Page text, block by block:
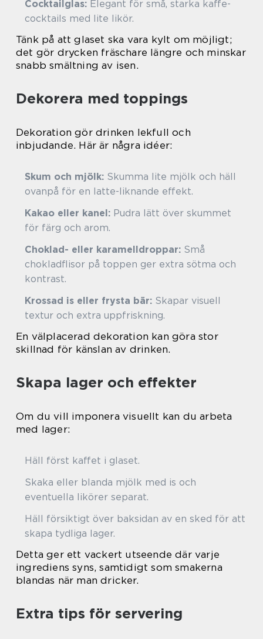
Cocktailglas: Elegant för små, starka kaffe-
cocktails med lite likör.
Tänk på att glaset ska vara kylt om möjligt;
det gör drycken fräschare längre och minskar
snabb smältning av isen.
Dekorera med toppings
Dekoration gör drinken lekfull och
inbjudande. Här är några idéer:
Skum och mjölk: Skumma lite mjölk och häll
ovanpå för en latte-liknande effekt.
Kakao eller kanel: Pudra lätt över skummet
för färg och arom.
Choklad- eller karamelldroppar: Små
chokladflisor på toppen ger extra sötma och
kontrast.
Krossad is eller frysta bär: Skapar visuell
textur och extra uppfriskning.
En välplacerad dekoration kan göra stor
skillnad för känslan av drinken.
Skapa lager och effekter
Om du vill imponera visuellt kan du arbeta
med lager:
Häll först kaffet i glaset.
Skaka eller blanda mjölk med is och
eventuella likörer separat.
Häll försiktigt över baksidan av en sked för att
skapa tydliga lager.
Detta ger ett vackert utseende där varje
ingrediens syns, samtidigt som smakerna
blandas när man dricker.
Extra tips för servering